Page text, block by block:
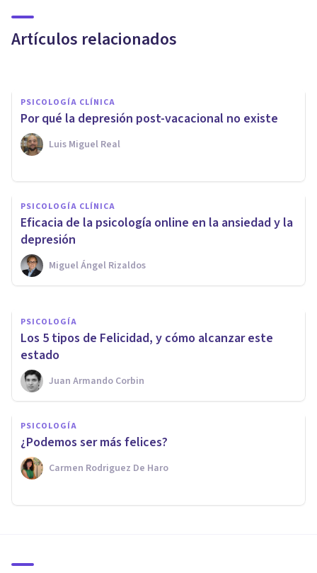
Artículos relacionados
depresión; qué error'
PSICOLOGÍA CLÍNICA
Por qué la depresión post-vacacional no existe
Luis Miguel Real
PSICOLOGÍA CLÍNICA
Eficacia de la psicología online en la ansiedad y la
depresión
Miguel Ángel Rizaldos
​Las 5 causas psicológicas de la
depresión, y sus síntomas
Arturo Torres
PSICOLOGÍA
Los 5 tipos de Felicidad, y cómo alcanzar este
estado
Juan Armando Corbin
PSICOLOGÍA
¿Podemos ser más felices?
Carmen Rodriguez De Haro